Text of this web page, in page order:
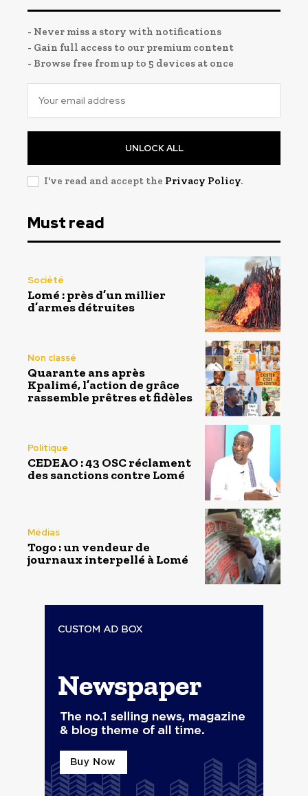
- Never miss a story with notifications
- Gain full access to our premium content
- Browse free from up to 5 devices at once
UNLOCK ALL
I've read and accept the Privacy Policy.
Must read
Société
Lomé : près d’un millier
d’armes détruites
Non classé
Quarante ans après
Kpalimé, l’action de grâce
rassemble prêtres et fidèles
Politique
CEDEAO : 43 OSC réclament
des sanctions contre Lomé
Médias
Togo : un vendeur de
journaux interpellé à Lomé